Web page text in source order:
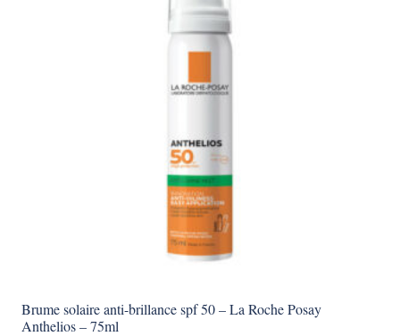
Brume solaire anti-brillance spf 50 – La Roche Posay
Anthelios – 75ml